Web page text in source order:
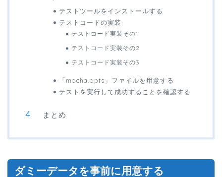
テストツールをインストールする
テストコードの実装
テストコード実装その1
テストコード実装その2
テストコード実装その3
「mocha.opts」ファイルを用意する
テストを実行して成功することを確認する
まとめ
ダミーデータを事前に用意する